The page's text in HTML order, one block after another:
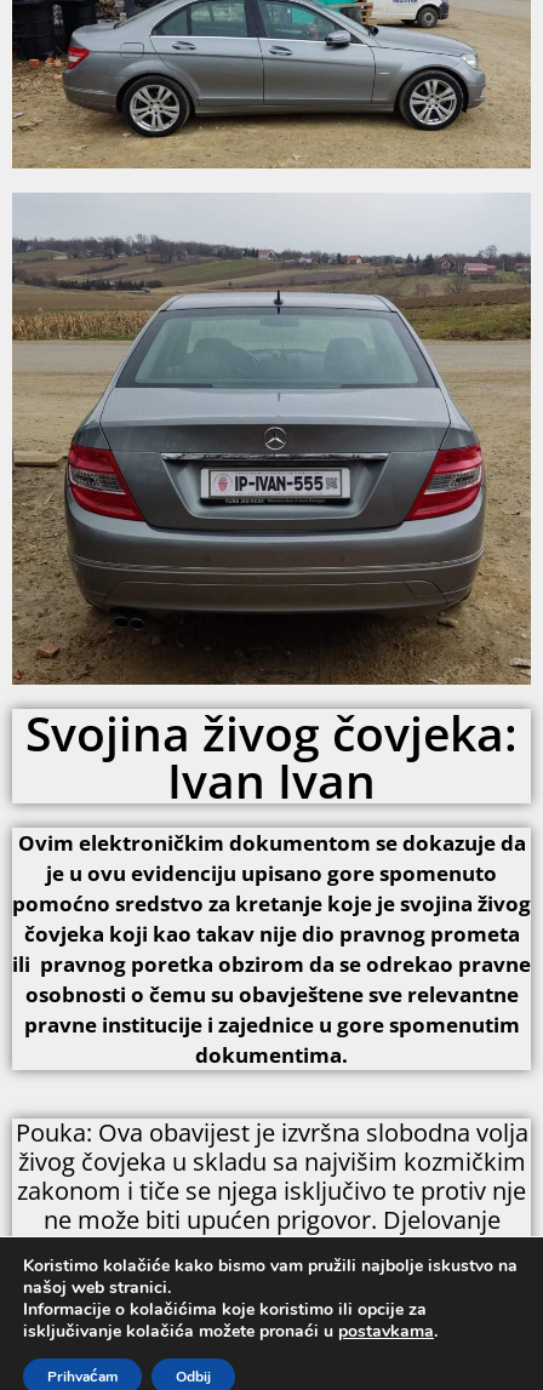
Svojina živog čovjeka:
Ivan Ivan
Ovim elektroničkim dokumentom se dokazuje da
je u ovu evidenciju upisano gore spomenuto
pomoćno sredstvo za kretanje koje je svojina živog
čovjeka koji kao takav nije dio pravnog prometa
ili pravnog poretka obzirom da se odrekao pravne
osobnosti o čemu su obavještene sve relevantne
pravne institucije i zajednice u gore spomenutim
dokumentima.
Pouka: Ova obavijest je izvršna slobodna volja
živog čovjeka u skladu sa najvišim kozmičkim
zakonom i tiče se njega isključivo te protiv nje
ne može biti upućen prigovor. Djelovanje
kozmičke zakone uzroka i posljedice te će
svatko tko ne poštuje slobodnu volju prema
kozmičkom zakonu morati iskusiti posljedice
svojeg djelovanja.
Koristimo kolačiće kako bismo vam pružili najbolje iskustvo na
našoj web stranici.
Informacije o kolačićima koje koristimo ili opcije za
isključivanje kolačića možete pronaći u postavkama.
Prihvaćam Odbij